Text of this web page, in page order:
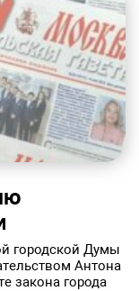
городской Думы
Антона
закона города